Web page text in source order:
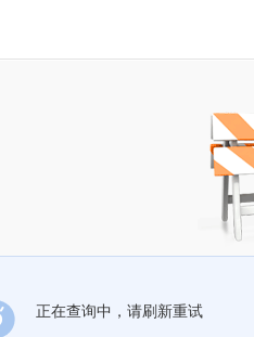
正在查询中，请刷新重试